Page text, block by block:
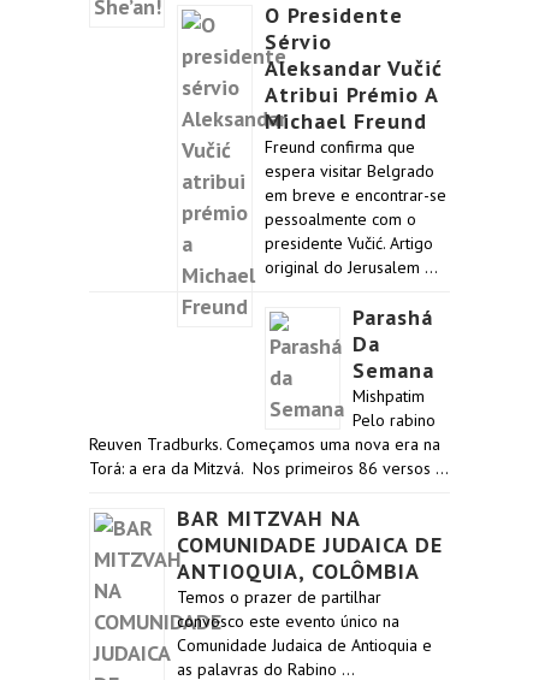
O Presidente
Sérvio
Aleksandar Vučić
Atribui Prémio A
Michael Freund
Freund confirma que
espera visitar Belgrado
em breve e encontrar-se
pessoalmente com o
presidente Vučić. Artigo
original do Jerusalem …
Parashá
Da
Semana
Mishpatim
Pelo rabino
Reuven Tradburks. Começamos uma nova era na
Torá: a era da Mitzvá. Nos primeiros 86 versos …
BAR MITZVAH NA
COMUNIDADE JUDAICA DE
ANTIOQUIA, COLÔMBIA
Temos o prazer de partilhar
convosco este evento único na
Comunidade Judaica de Antioquia e
as palavras do Rabino …